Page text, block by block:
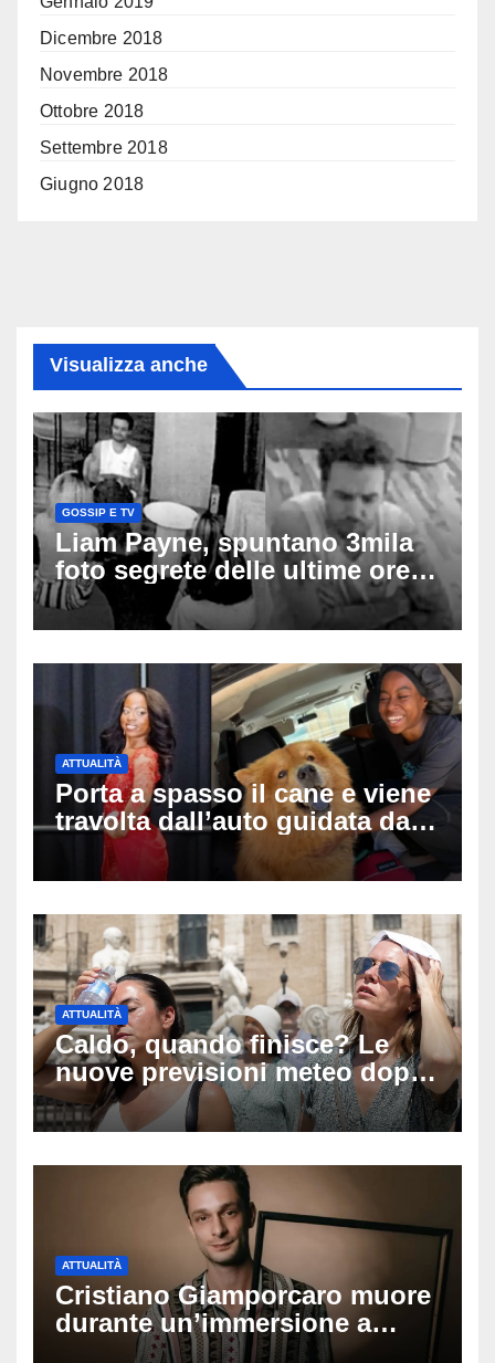
Dicembre 2018
Novembre 2018
Ottobre 2018
Settembre 2018
Giugno 2018
Visualizza anche
GOSSIP E TV
Liam Payne, spuntano 3mila
foto segrete delle ultime ore:
cosa è successo prima della
tragica caduta dall’hotel
ATTUALITÀ
Porta a spasso il cane e viene
travolta dall’auto guidata da
due bambini di 4 e 6 anni: l’ex
miss Kiara Bowling lotta tra la
ATTUALITÀ
Caldo, quando finisce? Le
nuove previsioni meteo dopo
Ferragosto: ecco quando
potrebbe arrivare la svolta
ATTUALITÀ
Cristiano Giamporcaro muore
durante un’immersione a
Lampedusa: aperta